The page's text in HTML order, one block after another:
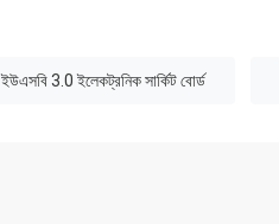
ইউএসবি 3.0 ইলেকট্রনিক সার্কিট বোর্ড